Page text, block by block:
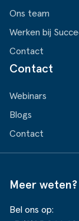
Ons team
Werken bij
Contact
Contact
Webinars
Blogs
Contact
Meer weten?
Bel ons op: